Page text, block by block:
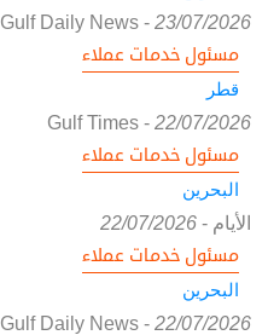
Gulf Daily News- 23/07/2026
مسئول خدمات عملاء
قطر
Gulf Times- 22/07/2026
مسئول خدمات عملاء
البحرين
الأيام -
22/07/2026
مسئول خدمات عملاء
البحرين
Gulf Daily News- 22/07/2026